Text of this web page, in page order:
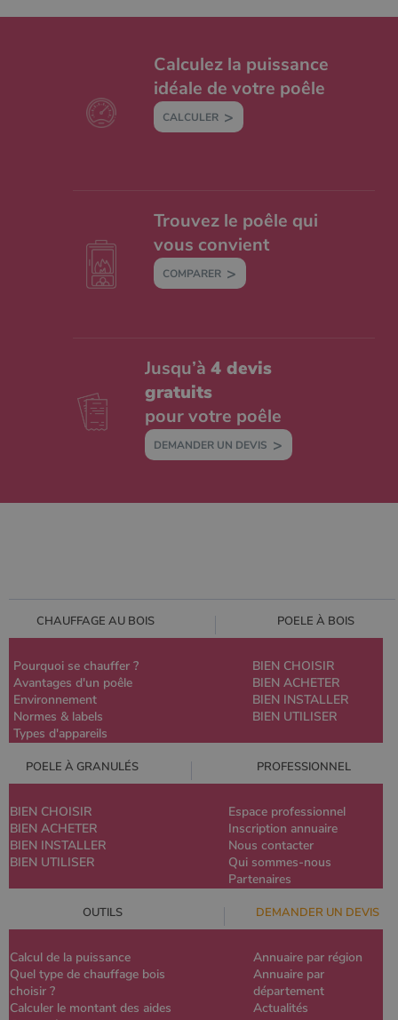
Calculez la puissance
idéale de votre poêle
CALCULER
Trouvez le poêle qui
vous convient
COMPARER
Jusqu’à4 devis
gratuits
pour votre poêle
DEMANDER UN DEVIS
CHAUFFAGE AU BOIS POELE À BOIS
Pourquoi se chauffer ?
Avantages d'un poêle
Environnement
Normes & labels
Types d'appareils
BIEN CHOISIR
BIEN ACHETER
BIEN INSTALLER
BIEN UTILISER
POELE À GRANULÉS PROFESSIONNEL
BIEN CHOISIR
BIEN ACHETER
BIEN INSTALLER
BIEN UTILISER
Espace professionnel
Inscription annuaire
Nous contacter
Qui sommes-nous
Partenaires
OUTILS DEMANDER UN DEVIS
Calcul de la puissance
Quel type de chauffage bois
choisir ?
Calculer le montant des aides
Annuaire par région
Annuaire par
département
Actualités